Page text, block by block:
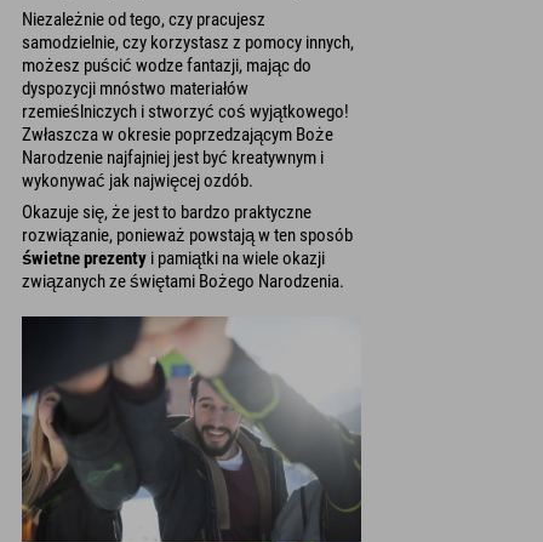
Niezależnie od tego, czy pracujesz
samodzielnie, czy korzystasz z pomocy innych,
możesz puścić wodze fantazji, mając do
dyspozycji mnóstwo materiałów
rzemieślniczych i stworzyć coś wyjątkowego!
Zwłaszcza w okresie poprzedzającym Boże
Narodzenie najfajniej jest być kreatywnym i
wykonywać jak najwięcej ozdób.
Okazuje się, że jest to bardzo praktyczne
rozwiązanie, ponieważ powstają w ten sposób
świetne prezenty i pamiątki na wiele okazji
związanych ze świętami Bożego Narodzenia.